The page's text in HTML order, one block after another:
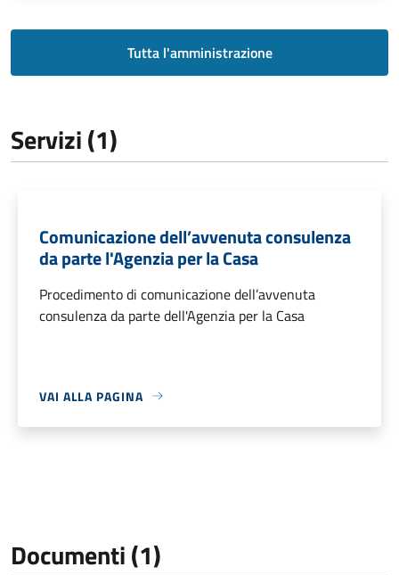
Tutta l'amministrazione
Servizi (1)
Comunicazione dell’avvenuta consulenza
da parte l'Agenzia per la Casa
Procedimento di comunicazione dell’avvenuta
consulenza da parte dell'Agenzia per la Casa
VAI ALLA PAGINA
Documenti (1)